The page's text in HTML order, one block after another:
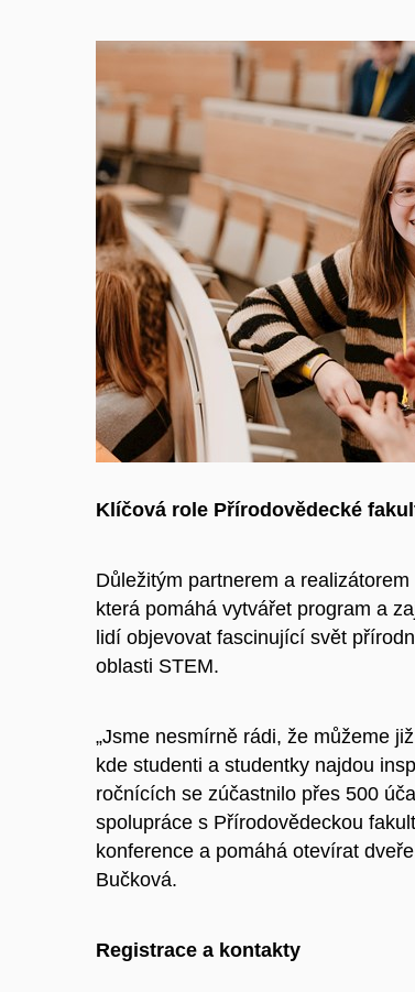
Klíčová role Přírodovědecké
Důležitým partnerem a
která pomáhá vytvářet program a
lidí objevovat fascinující svět
oblasti STEM.
„Jsme nesmírně rádi, že můžeme
kde studenti a studentky najdou
ročnících se zúčastnilo přes 500
spolupráce s Přírodovědeckou
konference a pomáhá otevírat
Bučková.
Registrace a kontakty